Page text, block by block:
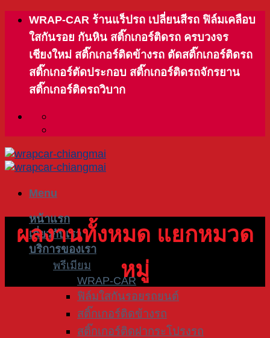
Skip
content
WRAP-CAR ร้านแร็ปรถ เปลี่ยนสีรถ ฟิล์มเคลือบ
ใสกันรอย กันหิน สติ๊กเกอร์ติดรถ ครบวงจร
เชียงใหม่ สติ๊กเกอร์ติดข้างรถ ตัดสติ๊กเกอร์ติดรถ
สติ๊กเกอร์ตัดประกอบ สติ๊กเกอร์ติดรถจักรยาน
สติ๊กเกอร์ติดรถวิบาก
Menu
หน้าแรก
เกี่ยวกับเรา
บริการของเรา
พรีเมียม
WRAP-CAR
ฟิล์มใสกันรอยรถยนต์
สติ๊กเกอร์ติดข้างรถ
สติ๊กเกอร์ติดฝากระโปรงรถ
ผลงานทั้งหมด แยกหมวด
หมู่